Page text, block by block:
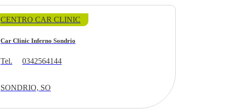
CENTRO CAR CLINIC
Car Clinic Inferno Sondrio
Tel. 0342564144
SONDRIO, SO